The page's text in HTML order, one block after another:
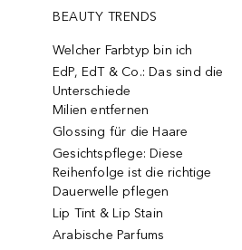
BEAUTY TRENDS
Welcher Farbtyp bin ich
EdP, EdT & Co.: Das sind die
Unterschiede
Milien entfernen
Glossing für die Haare
Gesichtspflege: Diese
Reihenfolge ist die richtige
Dauerwelle pflegen
Lip Tint & Lip Stain
Arabische Parfums